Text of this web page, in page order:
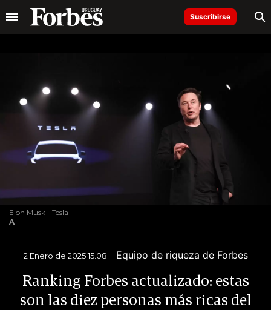
Suscribirse
Elon Musk - Tesla
A
2 Enero de 2025 15.08 Equipo de riqueza de Forbes
Ranking Forbes actualizado: estas
son las diez personas más ricas del